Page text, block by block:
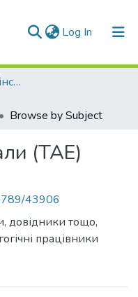
Log In (current)
Навчально-науковий інститут атомної та теплової енергетики (НН ІАТЕ)
Browse by Subject
(ТАЕ)
43906
довідники тощо,
працівники